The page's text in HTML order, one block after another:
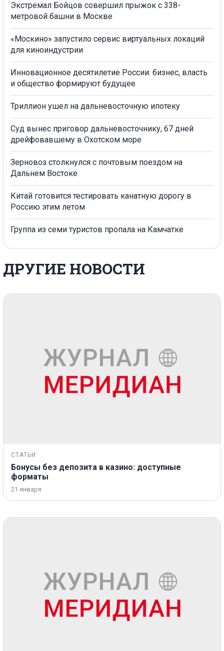
Экстремал Бойцов совершил прыжок с 338-
метровой башни в Москве
«Москино» запустило сервис виртуальных локаций
для киноиндустрии
Инновационное десятилетие России: бизнес, власть
и общество формируют будущее
Триллион ушел на дальневосточную ипотеку
Суд вынес приговор дальневосточнику, 67 дней
дрейфовавшему в Охотском море
Зерновоз столкнулся с почтовым поездом на
Дальнем Востоке
Китай готовится тестировать канатную дорогу в
Россию этим летом
Группа из семи туристов пропала на Камчатке
ДРУГИЕ НОВОСТИ
СТАТЬИ
Бонусы без депозита в казино: доступные
форматы
21 января